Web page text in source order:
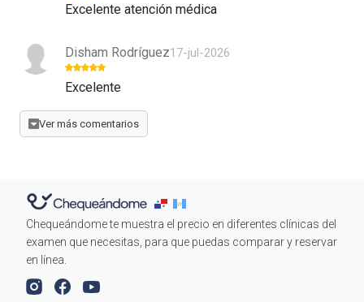
Excelente atención médica
Disham Rodríguez17-jul-2026
Excelente
Ver más comentarios
Chequeándome te muestra el precio en diferentes clínicas del
examen que necesitas, para que puedas comparar y reservar
en línea.